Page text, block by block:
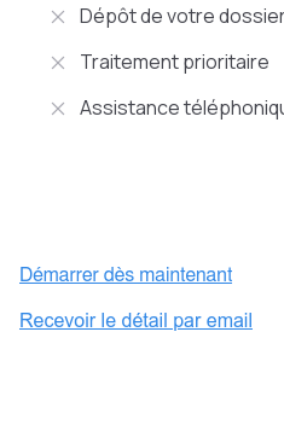
Dépôt de votre
Traitement prioritaire
Assistance